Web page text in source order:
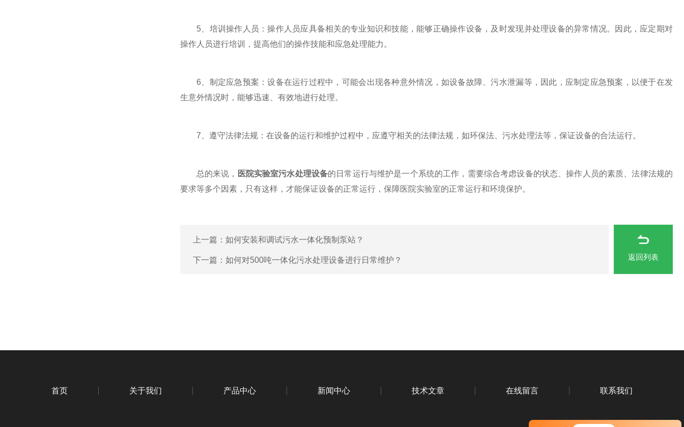
5、培训操作人员：操作人员应具备相关的专业知识和技能，能够正确操作设备，及时发现并处理设备的异常情况。因此，应定期对
操作人员进行培训，提高他们的操作技能和应急处理能力。
6、制定应急预案：设备在运行过程中，可能会出现各种意外情况，如设备故障、污水泄漏等，因此，应制定应急预案，以便于在发
生意外情况时，能够迅速、有效地进行处理。
7、遵守法律法规：在设备的运行和维护过程中，应遵守相关的法律法规，如环保法、污水处理法等，保证设备的合法运行。
总的来说， 医院实验室污水处理设备的日常运行与维护是一个系统的工作，需要综合考虑设备的状态、操作人员的素质、法律法规的
要求等多个因素，只有这样，才能保证设备的正常运行，保障医院实验室的正常运行和环境保护。
上一篇： 如何安装和调试污水一体化预制泵站？
下一篇： 如何对500吨一体化污水处理设备进行日常维护？ 返回列表
首页 关于我们 产品中心 新闻中心 技术文章 在线留言 联系我们